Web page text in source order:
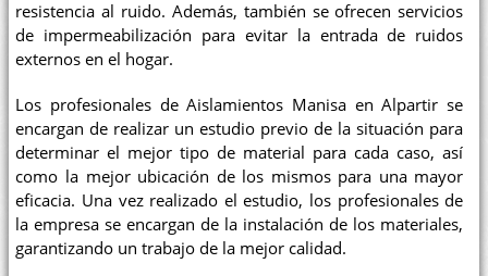
resistencia al ruido. Además, también se ofrecen servicios
de impermeabilización para evitar la entrada de ruidos
externos en el hogar.
Los profesionales de Aislamientos Manisa en Alpartir se
encargan de realizar un estudio previo de la situación para
determinar el mejor tipo de material para cada caso, así
como la mejor ubicación de los mismos para una mayor
eficacia. Una vez realizado el estudio, los profesionales de
la empresa se encargan de la instalación de los materiales,
garantizando un trabajo de la mejor calidad.